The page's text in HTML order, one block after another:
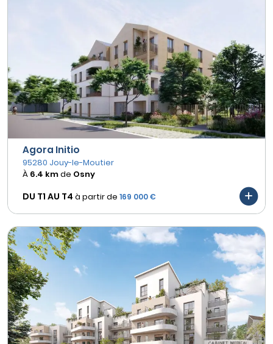
Agora Initio
95280 Jouy-le-Moutier
À 6.4 kmde Osny
DU T1 AU T4 à partir de 169 000 €